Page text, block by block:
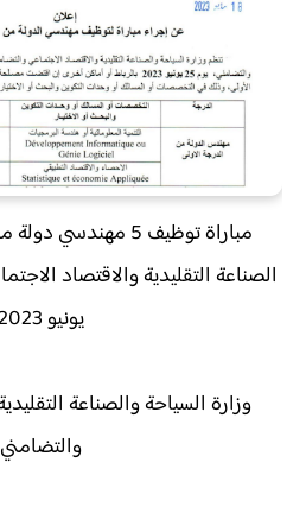
مباراة توظيف 5
يونيو 2023
وزارة السياحة والصناعة
والتضامني